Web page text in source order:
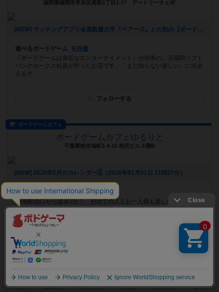
福岡県福岡市早良区高取1丁目1-17 アートリーチェ3F
[NEW] マッチングアプリ会員数最大手『ペアーズ』との初の【ボードゲームマッチングイベント】開催決定‼️（2026年01月06日 16時43分）
遊べるボードゲーム
639個
『ボードゲームは身近なエンターテイメント』が信条の、元福岡ソフト
バンクホークス社員が作ったお店です。「まだ知らない楽しい」に出会
えるサ...
フォローする
ボードゲームカフェ
ボードゲームカフェゆるりと
千葉県柏市旭町1-4-15 前沢ビル３階B
[NEW] 2026年1月のカレンダー🗓️（2026年01月01日 11時27分）
遊べるボードゲーム 379個
JR柏駅西口から徒歩3分！ 初めての人もお一人様も楽しめるボードゲ
ームカフェです。ゆるりと楽しんでいただくために安い料金設定にして
おり...
サイコロブクロ川崎店
神奈川県川崎市川崎区砂子１丁目8-6 長谷川ビル202